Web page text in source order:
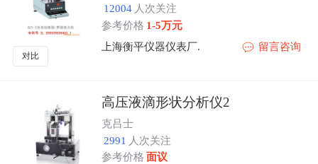
对比
12004 人次关注
参考价格 1-5万元
上海衡平仪器仪表厂.
留言咨询
高压液滴形状分析仪2
克吕士
2991 人次关注
参考价格 面议